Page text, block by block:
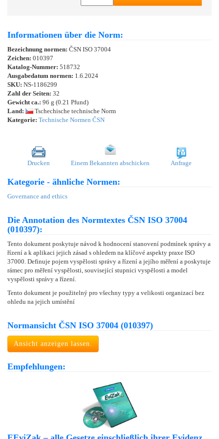
Informationen über die Norm:
Bezeichnung normen: ČSN ISO 37004
Zeichen: 010397
Katalog-Nummer: 518732
Ausgabedatum normen: 1.6.2024
SKU: NS-1186299
Zahl der Seiten: 32
Gewicht ca.: 96 g (0.21 Pfund)
Land:
Tschechische technische Norm
Kategorie: Technische Normen ČSN
Drucken Einem Bekannten abschicken Anfrage
Kategorie - ähnliche Normen:
Governance and ethics
Die Annotation des Normtextes ČSN ISO 37004
(010397):
Tento dokument poskytuje návod k hodnocení stanovení podmínek správy a
řízení a k aplikaci jejich zásad s ohledem na klíčové aspekty praxe ISO
37000. Definuje pojem vyspělosti správy a řízení a jejího měření a poskytuje
rámec pro měření vyspělosti, související stupnici vyspělosti a model
vyspělosti správy a řízení.
Tento dokument je použitelný pro všechny typy a velikosti organizací bez
ohledu na jejich umístění
Normansicht ČSN ISO 37004 (010397)
Ansicht anzeigen lassen.
Empfehlungen: